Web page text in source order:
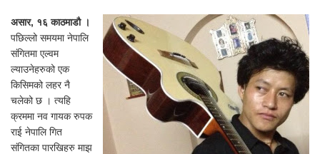
असार, १६ काठमाडौ ।
पछिल्लो समयमा नेपालि
संगितमा एल्वम
ल्याउनेहरुको एक
किसिमको लहर नै
चलेको छ । त्यहि
क्रममा नव गायक रुपक
राई नेपालि गित
संगितका पारखिहरु माझ